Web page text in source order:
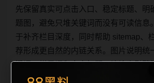
先保留真实可点击入口、稳定标题、明
题图，避免只堆关键词而没有可读信息
于补齐栏目深度，同时帮助 sitemap、
荐形成更自然的内链关系。图片说明统
键词、栏目词和文章标题，让搜索引擎
文、图片 alt、title